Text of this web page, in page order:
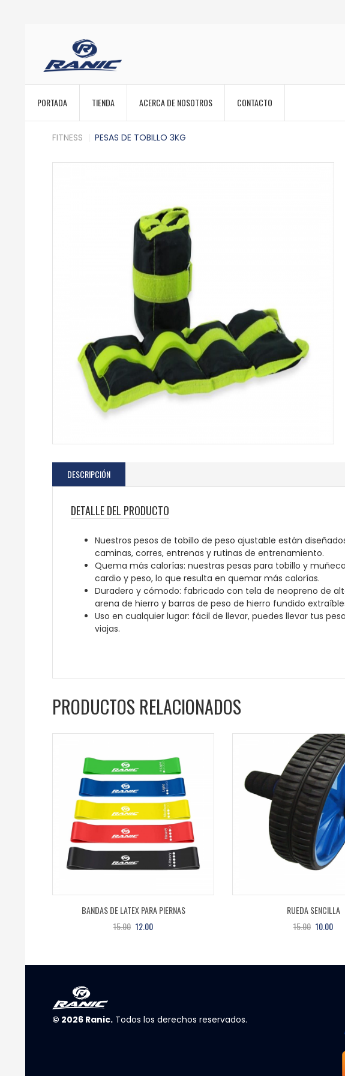
PORTADA TIENDA ACERCA DE NOSOTROS CONTACTO
FITNESS PESAS DE TOBILLO 3KG
DESCRIPCIÓN
DETALLE DEL PRODUCTO
Nuestros pesos de tobillo de peso ajustable están
caminas, corres, entrenas y rutinas de entrenamiento.
Quema más calorías: nuestras pesas para tobillo y
cardio y peso, lo que resulta en quemar más calorías.
Duradero y cómodo: fabricado con tela de neopreno de
arena de hierro y barras de peso de hierro fundido
Uso en cualquier lugar: fácil de llevar, puedes llevar tus
viajas.
PRODUCTOS RELACIONADOS
BANDAS DE LATEX PARA PIERNAS
15.00 12.00
RUEDA SENCILLA
15.00 10.00
© 2026 Ranic. Todos los derechos reservados.